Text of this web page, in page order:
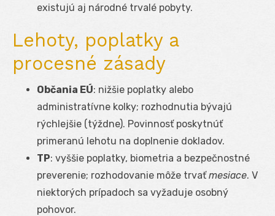
existujú aj národné trvalé pobyty.
Lehoty, poplatky a
procesné zásady
Občania EÚ: nižšie poplatky alebo
administratívne kolky; rozhodnutia bývajú
rýchlejšie (týždne). Povinnosť poskytnúť
primeranú lehotu na doplnenie dokladov.
TP: vyššie poplatky, biometria a bezpečnostné
preverenie; rozhodovanie môže trvaťmesiace. V
niektorých prípadoch sa vyžaduje osobný
pohovor.